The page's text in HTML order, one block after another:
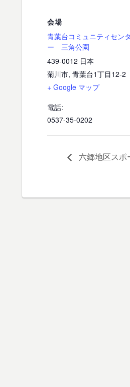
会場
青葉台コミュニティセンタ
ー 三角公園
439-0012 日本
菊川市, 青葉台1丁目12-2
+ Google マップ
電話:
0537-35-0202
六郷地区スポ